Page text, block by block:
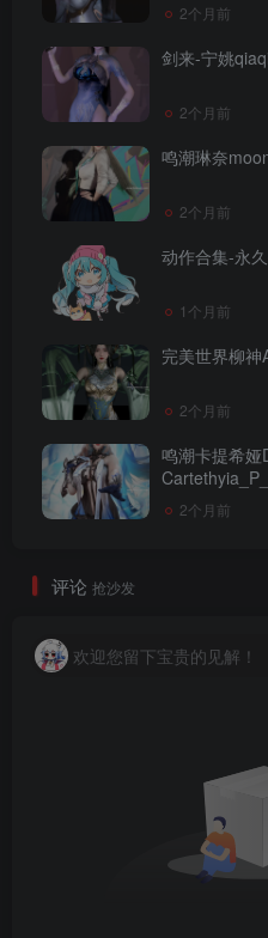
2个月前
剑来-宁姚
2个月前
鸣潮琳奈
2个月前
动作合集-永
1个月前
完美世界柳
2个月前
鸣潮卡提希娅
2个月前
评论 抢沙发
欢迎您留下宝贵的见解！